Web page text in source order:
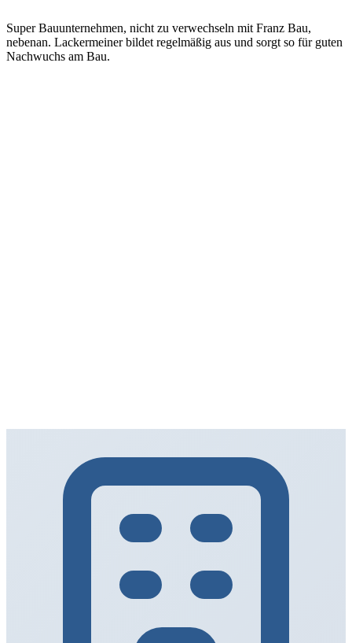
Super Bauunternehmen, nicht zu verwechseln mit Franz Bau,
nebenan. Lackermeiner bildet regelmäßig aus und sorgt so für guten
Nachwuchs am Bau.